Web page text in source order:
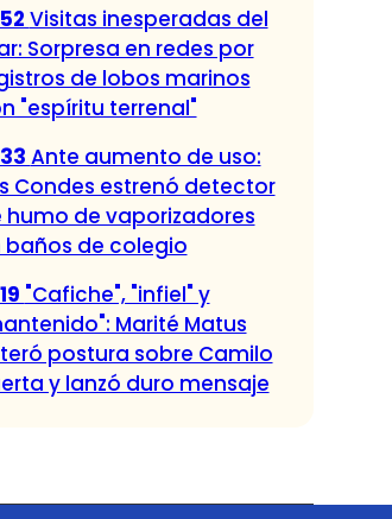
Visitas inesperadas del
Sorpresa en redes por
de lobos marinos
"espíritu terrenal"
Ante aumento de uso:
Condes estrenó detector
humo de vaporizadores
baños de colegio
"Cafiche", "infiel" y
Marité Matus
postura sobre Camilo
y lanzó duro mensaje